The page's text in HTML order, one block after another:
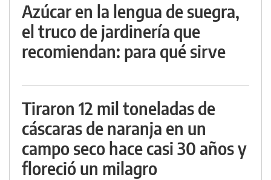
Azúcar en la lengua de suegra,
el truco de jardinería que
recomiendan: para qué sirve
Tiraron 12 mil toneladas de
cáscaras de naranja en un
campo seco hace casi 30 años y
floreció un milagro